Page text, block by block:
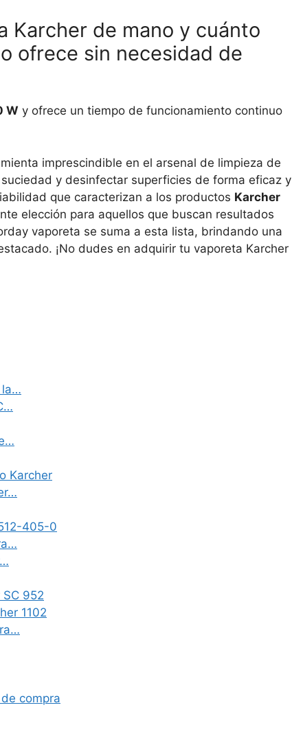
Karcher de mano y cuánto
ofrece sin necesidad de
W y ofrece un tiempo de funcionamiento continuo
imprescindible en el arsenal de limpieza de
y desinfectar superficies de forma eficaz y
que caracterizan a los productos Karcher
elección para aquellos que buscan resultados
vaporeta se suma a esta lista, brindando una
¡No dudes en adquirir tu vaporeta Karcher
la…
Karcher
405-0
952
1102
compra